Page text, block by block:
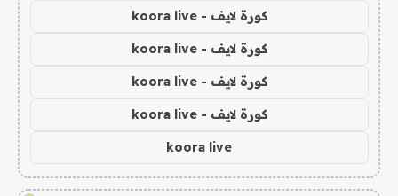
كورة لايف - koora live
كورة لايف - koora live
كورة لايف - koora live
كورة لايف - koora live
koora live